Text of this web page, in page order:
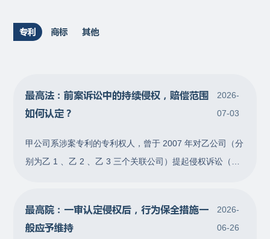
专利 商标 其他
最高法：前案诉讼中的持续侵权，赔偿范围
如何认定？
2026-
07-03
甲公司系涉案专利的专利权人，曾于 2007 年对乙公司（分
别为乙 1 、乙 2 、乙 3 三个关联公司）提起侵权诉讼（前
2015 年 1 月维持原判。 在前案一审判决作出后的 2013 年
7 月 1 日至 2015 年 7 月 7 日期间，甲公司先后多次通过
最高院：一审认定侵权后，行为保全措施一
般应予维持
2026-
06-26